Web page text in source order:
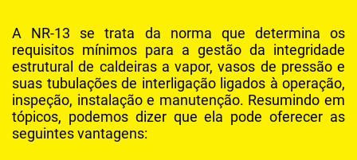
MANUTENÇÃO EM COMPRESSOR INDUSTRIAL
MANUTENÇÃO EM COMPRESSORES DE AR PARAFUSO
MANUTENÇÃO EM LAVADORA DE ALTA PRESSÃO
MANUTENÇÃO PREVENTIVA COMPRESSOR SCHULZ
A NR-13 se trata da norma que determina os
requisitos mínimos para a gestão da integridade
estrutural de caldeiras a vapor, vasos de pressão e
suas tubulações de interligação ligados à operação,
inspeção, instalação e manutenção. Resumindo em
tópicos, podemos dizer que ela pode oferecer as
seguintes vantagens: